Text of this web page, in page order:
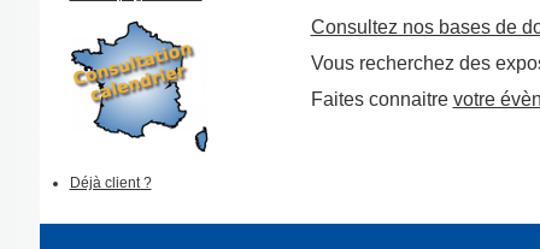
Déjà client ?
Consultez nos bases de
Vous recherchez des
Faites connaitre votre